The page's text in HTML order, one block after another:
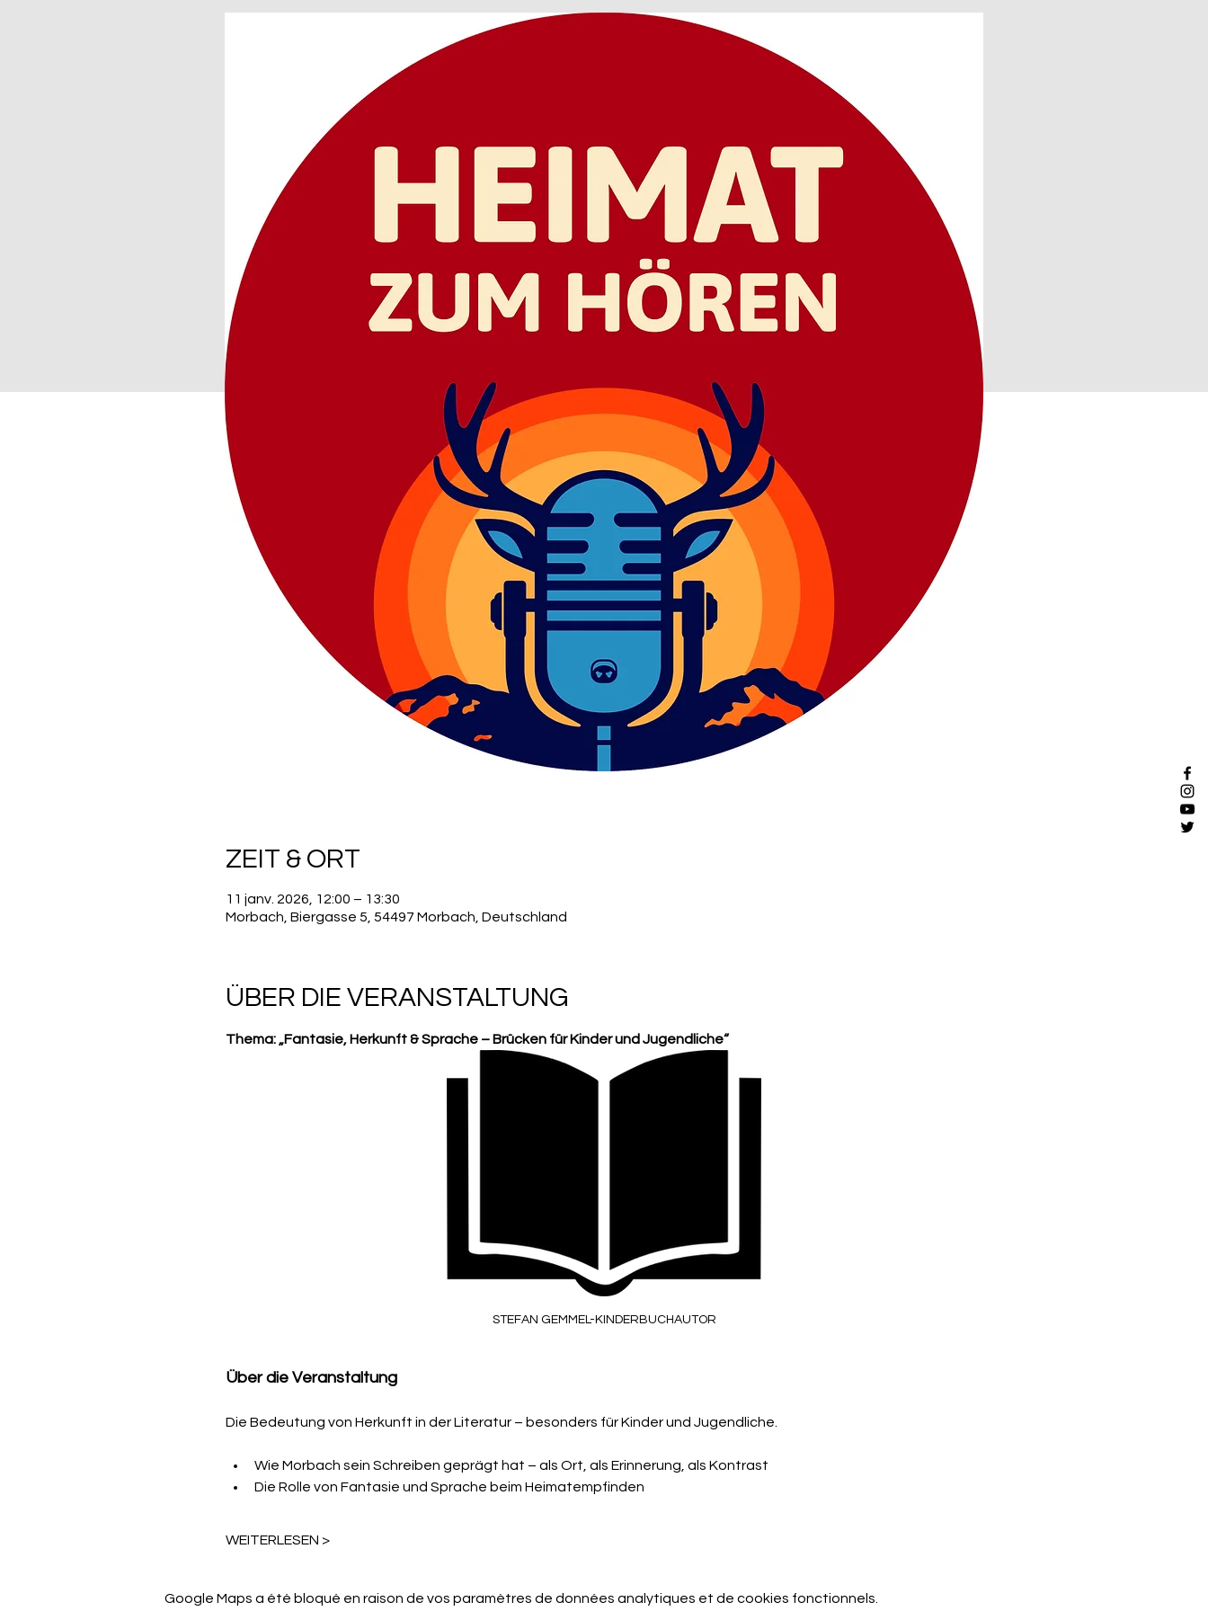
ZEIT & ORT
11 janv. 2026, 12:00 – 13:30
Morbach, Biergasse 5, 54497 Morbach, Deutschland
ÜBER DIE VERANSTALTUNG
Thema: „Fantasie, Herkunft & Sprache – Brücken für Kinder und Jugendliche“
STEFAN GEMMEL-KINDERBUCHAUTOR
Über die Veranstaltung
Die Bedeutung von Herkunft in der Literatur – besonders für Kinder und Jugendliche.
Wie Morbach sein Schreiben geprägt hat – als Ort, als Erinnerung, als Kontrast
Die Rolle von Fantasie und Sprache beim Heimatempfinden
WEITERLESEN >
Google Maps a été bloqué en raison de vos paramètres de données analytiques et de cookies fonctionnels.